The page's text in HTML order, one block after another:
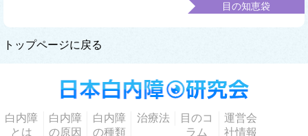
目の知恵袋
トップページに戻る
白内障
とは
白内障
の原因
白内障
の種類
治療法
目のコ
ラム
運営会
社情報